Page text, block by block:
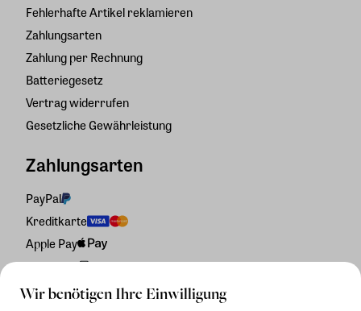
Wir benötigen Ihre Einwilligung
Fehlerhafte Artikel reklamieren
Zahlungsarten
Zahlung per Rechnung
Batteriegesetz
Vertrag widerrufen
Gesetzliche Gewährleistung
Zahlungsarten
PayPal
Kreditkarte
Apple Pay
Rechnung